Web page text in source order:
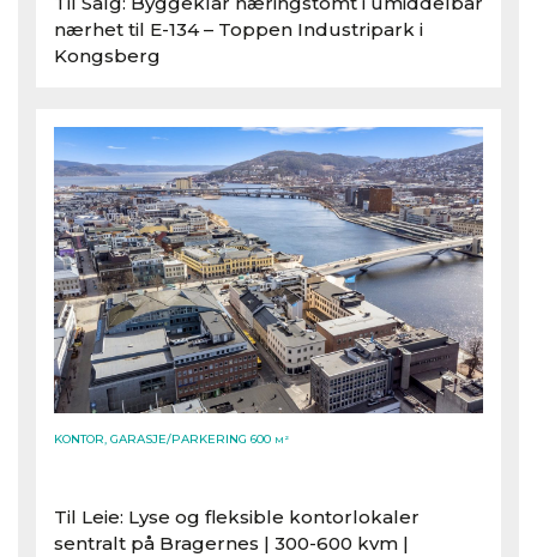
nærhet til E-134 – Toppen Industripark i
Kongsberg
KONTOR, GARASJE/PARKERING 600 M²
Til Leie: Lyse og fleksible kontorlokaler
sentralt på Bragernes | 300-600 kvm |